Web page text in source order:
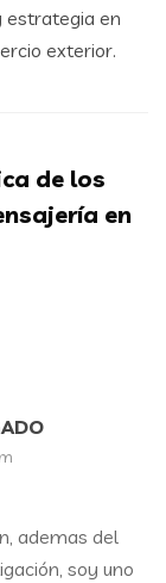
estrategia en
exterior.
de los
en
ademas del
soy uno